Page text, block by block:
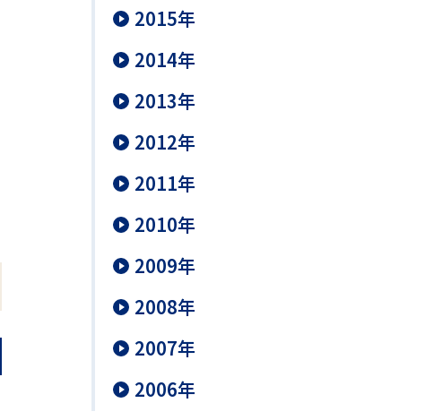
2015年
2014年
2013年
2012年
2011年
2010年
2009年
2008年
2007年
2006年